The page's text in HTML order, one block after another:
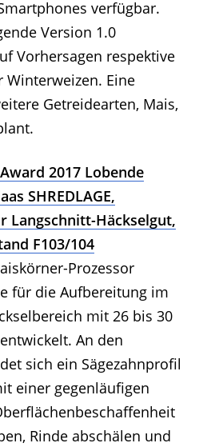
verfügbar.
Version 1.0
Vorhersagen respektive
Eine
Getreidearten, Mais,
2017 Lobende
SHREDLAGE,
Langschnitt-Häckselgut,
F103/104
Prozessor
für die Aufbereitung im
mit 26 bis 30
An den
sich ein Sägezahnprofil
einer gegenläufigen
Rinde abschälen und